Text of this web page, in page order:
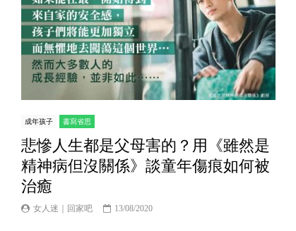
成年孩子 書寫省思
悲慘人生都是父母害的？用《雖然是
精神病但沒關係》談童年傷痕如何被
治癒
女人迷｜回家吧 13/08/2020